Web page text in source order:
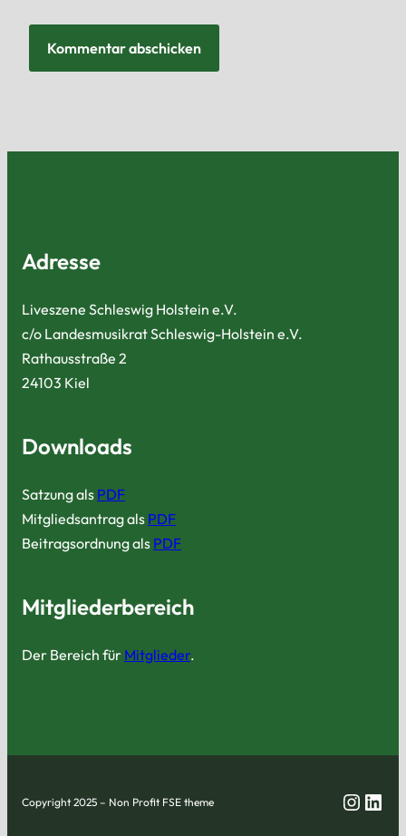
Adresse
Liveszene Schleswig Holstein e.V.
c/o Landesmusikrat Schleswig-Holstein e.V.
Rathausstraße 2
24103 Kiel
Downloads
Satzung als PDF
Mitgliedsantrag als PDF
Beitragsordnung als PDF
Mitgliederbereich
Der Bereich für Mitglieder.
Copyright 2025 – Non Profit FSE theme